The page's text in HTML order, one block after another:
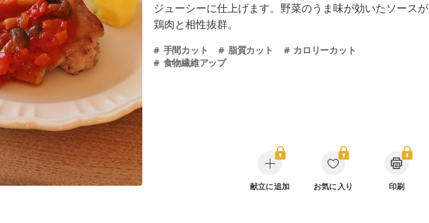
ジューシーに仕上げます。野菜のうま味が効いたソースが
鶏肉と相性抜群。
手間カット 脂質カット
カロリーカット
食物繊維アップ
献立に追加 お気に入り 印刷